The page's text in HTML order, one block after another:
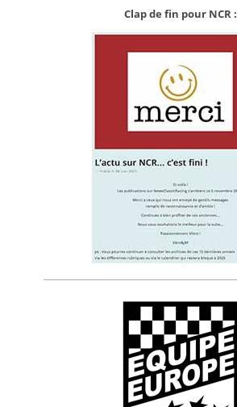
Clap de fin pour NCR :